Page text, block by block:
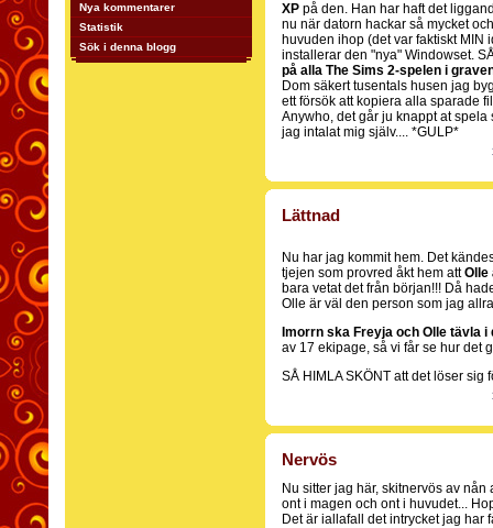
Nya kommentarer
Statistik
Sök i denna blogg
XP på den. Han har haft det
nu när datorn hackar så mycket
huvuden ihop (det var faktiskt MIN
installerar den "nya" Windowset.
på alla The Sims 2-spelen i
Dom säkert tusentals husen jag
ett försök att kopiera alla sparade
Anywho, det går ju knappt at
jag intalat mig själv.... *GULP*
Lättnad
Nu har jag kommit hem. Det
tjejen som provred åkt hem attOlle
bara vetat det från början!!! Då
Olle är väl den person som jag
Imorrn ska Freyja och Olle tävla
av 17 ekipage, så vi får se hur det
SÅ HIMLA SKÖNT att det löser sig
Nervös
Nu sitter jag här, skitnervös av
ont i magen och ont i huvudet...
Det är iallafall det intrycket jag har